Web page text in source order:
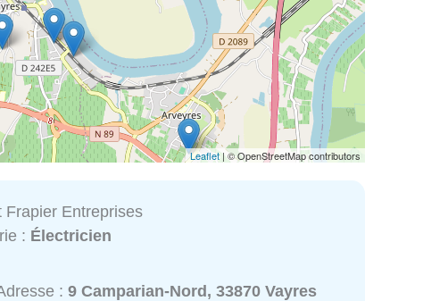
Leaflet| © OpenStreetMap contributors
Frapier Entreprises
: Électricien
:9 Camparian-Nord, 33870 Vayres